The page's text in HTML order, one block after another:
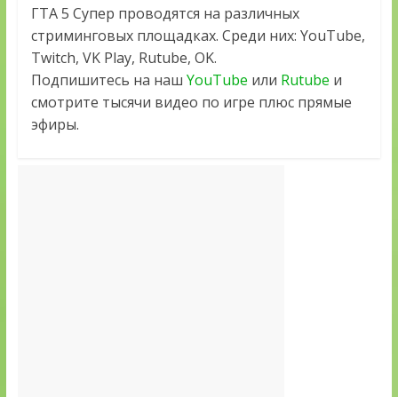
ГТА 5 Супер проводятся на различных
стриминговых площадках. Среди них: YouTube,
Twitch, VK Play, Rutube, OK.
Подпишитесь на наш YouTube или Rutube и
смотрите тысячи видео по игре плюс прямые
эфиры.